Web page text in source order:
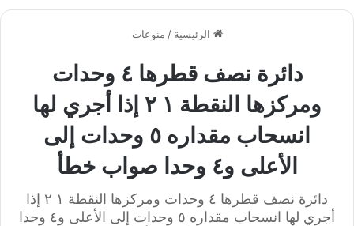
الرئيسية / منوعات
دائرة نصف قطرها ٤ وحدات
ومركزها النقطة ١ ٢ إذا أجري لها
انسحاب مقداره ٥ وحدات إلى
الأعلى و٤ وحدا صواب خطأ
دائرة نصف قطرها ٤ وحدات ومركزها النقطة ١ ٢ إذا
أجري لها انسحاب مقداره ٥ وحدات إلى الأعلى و٤ وحدا